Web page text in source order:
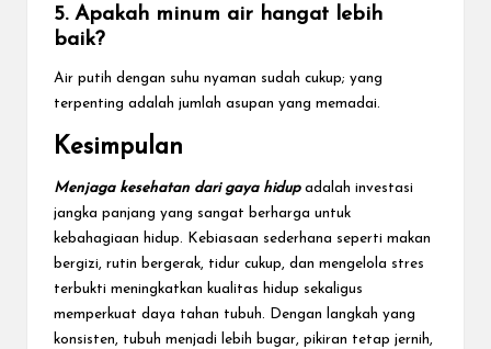
5. Apakah minum air hangat lebih
baik?
Air putih dengan suhu nyaman sudah cukup; yang
terpenting adalah jumlah asupan yang memadai.
Kesimpulan
Menjaga kesehatan dari gaya hidupadalah investasi
jangka panjang yang sangat berharga untuk
kebahagiaan hidup. Kebiasaan sederhana seperti makan
bergizi, rutin bergerak, tidur cukup, dan mengelola stres
terbukti meningkatkan kualitas hidup sekaligus
memperkuat daya tahan tubuh. Dengan langkah yang
konsisten, tubuh menjadi lebih bugar, pikiran tetap jernih,